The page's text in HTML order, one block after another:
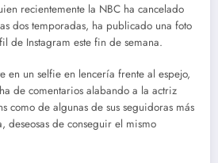
recientemente la NBC ha cancelado
dos temporadas, ha publicado una foto
de Instagram este fin de semana.
en un selfie en lencería frente al espejo,
de comentarios alabando a la actriz
como de algunas de sus seguidoras más
deseosas de conseguir el mismo